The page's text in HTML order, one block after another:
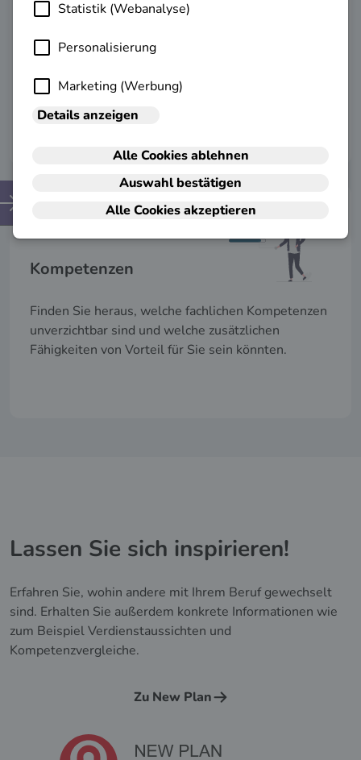
Weiterbildungs­
möglichkeiten
Lernen Sie Ihre Weiterbildungsmöglichkeiten
kennen.
Kompetenzen
Finden Sie heraus, welche fachlichen Kompetenzen
unverzichtbar sind und welche zusätzlichen
Fähigkeiten von Vorteil für Sie sein könnten.
Lassen Sie sich inspirieren!
Erfahren Sie, wohin andere mit Ihrem Beruf gewechselt
sind. Erhalten Sie außerdem konkrete Informationen wie
zum Beispiel Verdienstaussichten und
Kompetenzvergleiche.
Zu New Plan